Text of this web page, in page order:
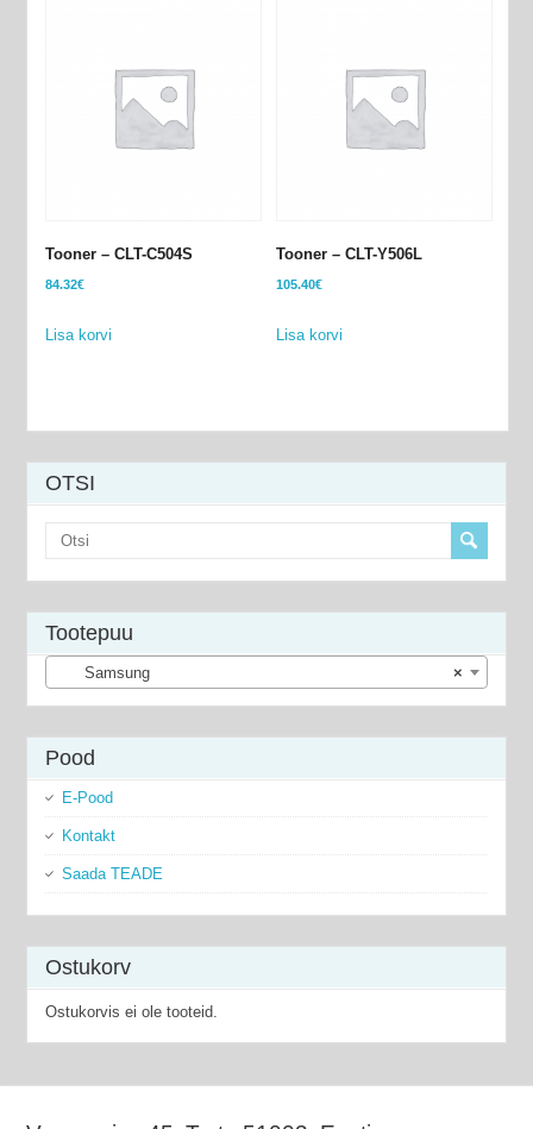
Tooner – CLT-C504S
84.32€
Lisa korvi
Tooner – CLT-​Y506L
105.40€
Lisa korvi
OTSI
Tootepuu
×
Samsung
Pood
E-Pood
Kontakt
Saada TEADE
Ostukorv
Ostukorvis ei ole tooteid.